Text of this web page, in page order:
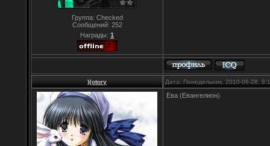
Группа: Checked
Сообщений: 252
Награды: 1
){otory Дата: Понедельник, 2010-06-28,
Ева (Евангелион)